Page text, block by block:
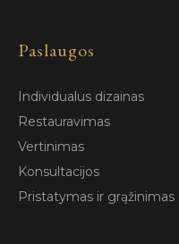
Paslaugos
Individualus dizainas
Restauravimas
Vertinimas
Konsultacijos
Pristatymas ir grąžinimas